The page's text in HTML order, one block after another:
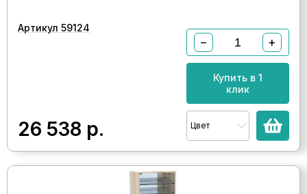
Артикул 59124
26 538 р.
− +
Купить в 1
клик
Цвет